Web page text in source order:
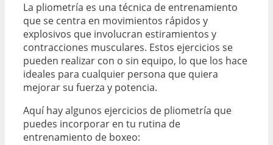
La pliometría es una técnica de entrenamiento
que se centra en movimientos rápidos y
explosivos que involucran estiramientos y
contracciones musculares. Estos ejercicios se
pueden realizar con o sin equipo, lo que los hace
ideales para cualquier persona que quiera
mejorar su fuerza y ​​potencia.
Aquí hay algunos ejercicios de pliometría que
puedes incorporar en tu rutina de
entrenamiento de boxeo: